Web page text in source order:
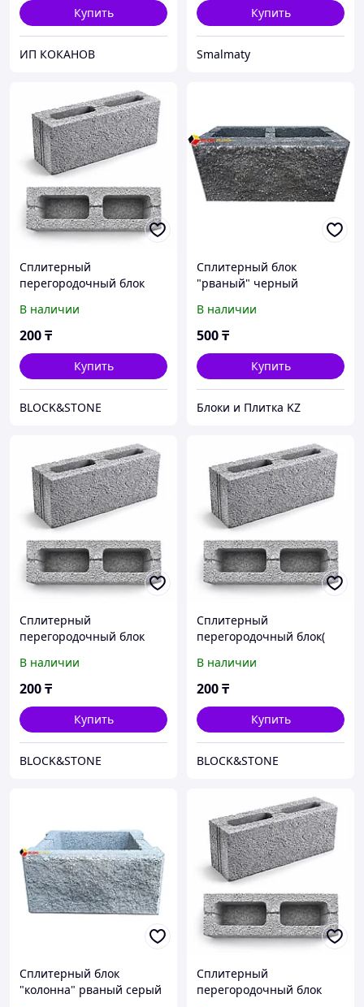
Купить
ИП КОКАНОВ
Купить
Smalmaty
Сплитерный
перегородочный блок
390х190х90 мм
В наличии
200₸
Купить
BLOCK&STONE
Сплитерный блок
"рваный" черный
В наличии
500₸
Купить
Блоки и Плитка KZ
Сплитерный
перегородочный блок
390х190х90 мм
В наличии
200₸
Купить
BLOCK&STONE
Сплитерный
перегородочный блок(
390х190х90 мм
В наличии
200₸
Купить
BLOCK&STONE
Сплитерный блок
"колонна" рваный серый
Сплитерный
перегородочный блок